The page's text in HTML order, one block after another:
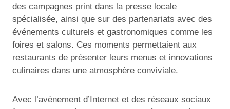
des campagnes print dans la presse locale
spécialisée, ainsi que sur des partenariats avec des
événements culturels et gastronomiques comme les
foires et salons. Ces moments permettaient aux
restaurants de présenter leurs menus et innovations
culinaires dans une atmosphère conviviale.
Avec l’avènement d’Internet et des réseaux sociaux